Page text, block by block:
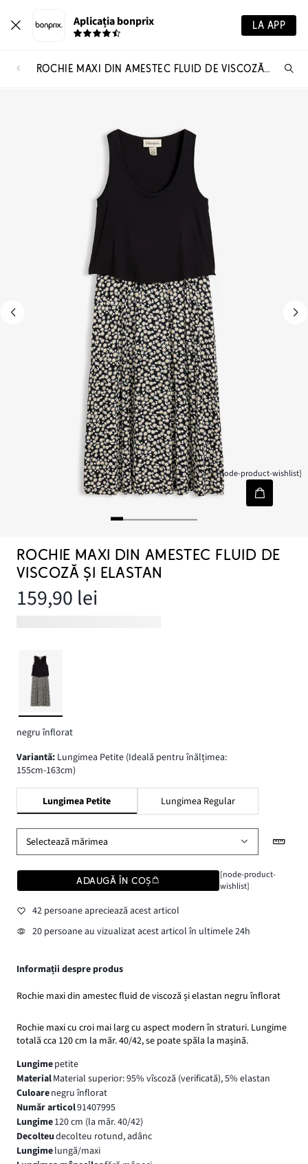
Aplicația bonprix LA APP
ROCHIE MAXI DIN AMESTEC FLUID DE VISCOZĂ ȘI ELASTAN
[node-product-wishlist]
ROCHIE MAXI DIN AMESTEC FLUID DE
VISCOZĂ ȘI ELASTAN
159,90 lei
negru înflorat
variantă: Lungimea Petite (Ideală pentru înălțimea:
155cm-163cm)
Lungimea Petite Lungimea Regular
Selectează mărimea
ADAUGĂ ÎN COȘ
[node-product-
wishlist]
42 persoane apreciează acest articol
20 persoane au vizualizat acest articol în ultimele 24h
Informații despre produs
Rochie maxi din amestec fluid de viscoză și elastan negru înflorat
Rochie maxi cu croi mai larg cu aspect modern în straturi. Lungime
totală cca 120 cm la măr. 40/42, se poate spăla la mașină.
Lungimepetite
MaterialMaterial superior: 95% vîscoză (verificată), 5% elastan
Culoarenegru înflorat
Număr articol91407995
Lungime120 cm (la măr. 40/42)
Decolteudecolteu rotund, adânc
Lungimelungă/maxi